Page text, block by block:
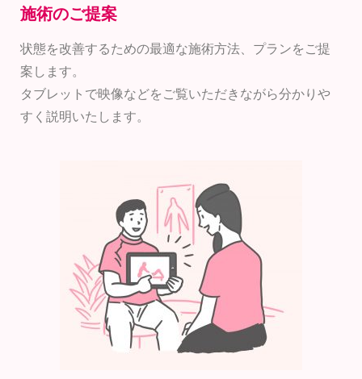
施術のご提案
状態を改善するための最適な施術方法、プランをご提
案します。
タブレットで映像などをご覧いただきながら分かりや
すく説明いたします。